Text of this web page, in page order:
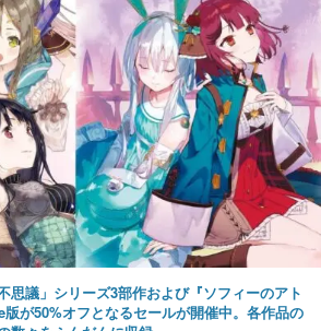
思議」シリーズ3部作および『ソフィーのアト
が50%オフとなるセールが開催中。各作品の
数々をふんだんに収録